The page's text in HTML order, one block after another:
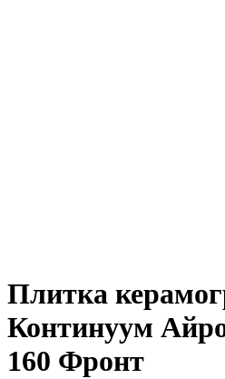
Плитка
Континуум
160 Фронт